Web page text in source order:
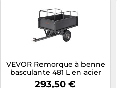
VEVOR Remorque à benne
basculante 481 L en acier
Capacité 272 kg
293,50 €